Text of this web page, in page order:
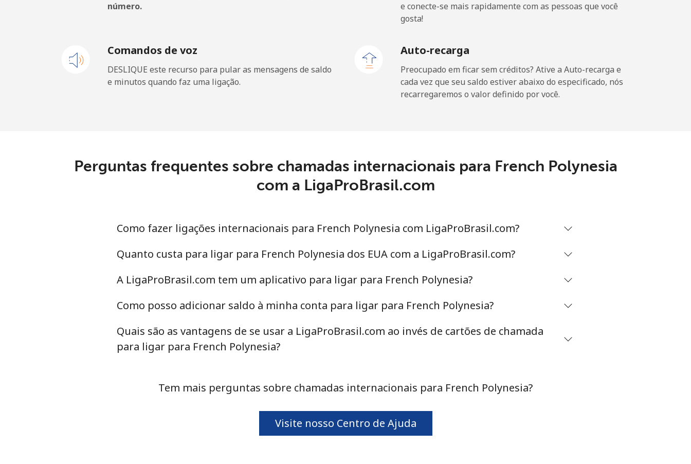
333 min por ⁦$5⁩
French Guiana
102 min por ⁦$5⁩ -
⁦33.9¢⁩ 14 min por ⁦$5⁩
número.
e conecte-se mais rapidamente com as pessoas que você
gosta!
Comandos de voz
DESLIQUE este recurso para pular as mensagens de saldo
e minutos quando faz uma ligação.
Auto-recarga
Preocupado em ficar sem créditos? Ative a Auto-recarga e
cada vez que seu saldo estiver abaixo do especificado, nós
recarregaremos o valor definido por você.
Perguntas frequentes sobre chamadas internacionais para French Polynesia
com a LigaProBrasil.com
Como fazer ligações internacionais para French Polynesia com LigaProBrasil.com?
Quanto custa para ligar para French Polynesia dos EUA com a LigaProBrasil.com?
A LigaProBrasil.com tem um aplicativo para ligar para French Polynesia?
Como posso adicionar saldo à minha conta para ligar para French Polynesia?
Quais são as vantagens de se usar a LigaProBrasil.com ao invés de cartões de chamada
para ligar para French Polynesia?
Tem mais perguntas sobre chamadas internacionais para French Polynesia?
Visite nosso Centro de Ajuda